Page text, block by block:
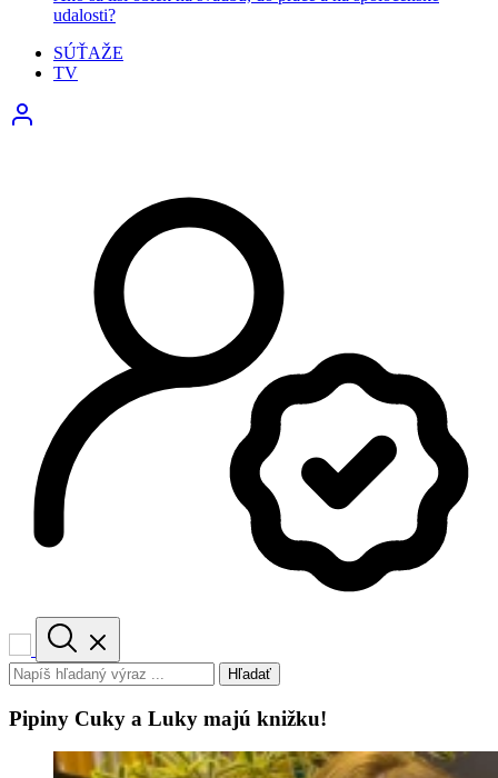
udalosti?
SÚŤAŽE
TV
Hľadať
Pipiny Cuky a Luky majú knižku!